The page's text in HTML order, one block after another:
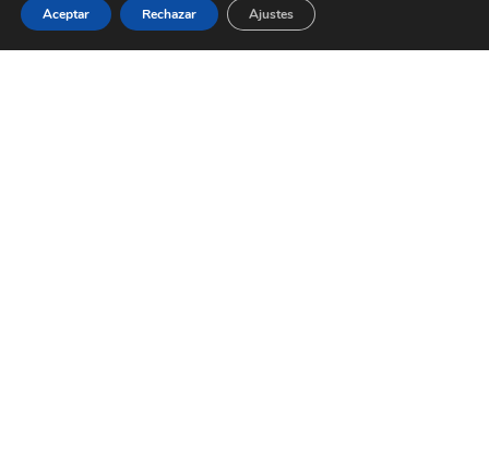
Aceptar Rechazar Ajustes